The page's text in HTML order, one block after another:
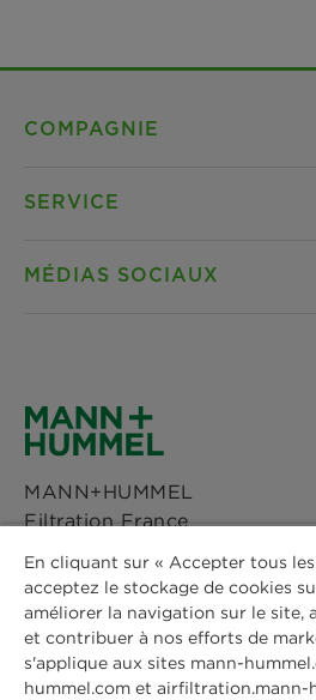
COMPAGNIE
Actualités & Presse
Sites
SERVICE
Déclaration de
Mentions légales
MÉDIAS SOCIAUX
Instagram
LinkedIn
Youtube
MANN+HUMMEL
Filtration France
7 Place des 7 et 15 Juin 1944
Immeuble Quai 53
4ème étage
53000 Laval
Téléphone: +33 2 44 19 99
En cliquant sur « Accepter tous
acceptez le stockage de cookies
améliorer la navigation sur le site,
et contribuer à nos efforts de
s'applique aux sites mann-
hummel.com et airfiltration.mann-